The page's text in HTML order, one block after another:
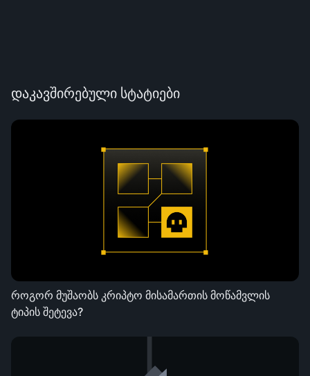
დაკავშირებული სტატიები
როგორ მუშაობს კრიპტო მისამართის მოწამვლის
ტიპის შეტევა?